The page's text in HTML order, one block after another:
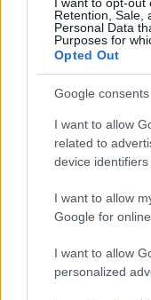
Retention, Sale,
Personal Data
Purposes for
Opted Out
Google consents
I want to allow
related to
device identifiers
I want to allow
Google for
I want to allow
personalized
χαράδρα και
επιζώντες